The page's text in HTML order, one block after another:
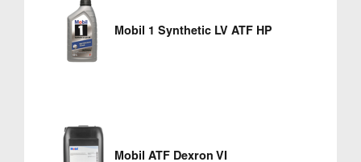
Mobil 1 Synthetic LV ATF HP
Mobil ATF Dexron VI